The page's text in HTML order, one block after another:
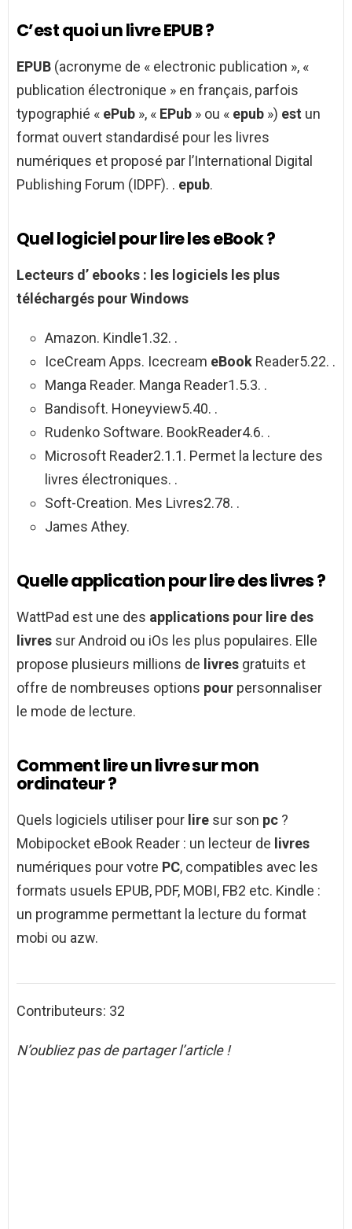
C’est quoi un livre EPUB ?
EPUB (acronyme de « electronic publication », «
publication électronique » en français, parfois
typographié « ePub », « EPub » ou « epub ») est un
format ouvert standardisé pour les livres
numériques et proposé par l’International Digital
Publishing Forum (IDPF). . epub.
Quel logiciel pour lire les eBook ?
Lecteurs d’ ebooks : les logiciels les plus
téléchargés pourWindows
Amazon. Kindle1.32. .
IceCream Apps. Icecream eBook Reader5.22. .
Manga Reader. Manga Reader1.5.3. .
Bandisoft. Honeyview5.40. .
Rudenko Software. BookReader4.6. .
Microsoft Reader2.1.1. Permet la lecture des
livres électroniques. .
Soft-Creation. Mes Livres2.78. .
James Athey.
Quelle application pour lire des livres ?
WattPad est une des applications pour lire des
livres sur Android ou iOs les plus populaires. Elle
propose plusieurs millions de livres gratuits et
offre de nombreuses options pour personnaliser
le mode de lecture.
Comment lire un livre sur mon
ordinateur ?
Quels logiciels utiliser pour lire sur son pc ?
Mobipocket eBook Reader : un lecteur de livres
numériques pour votre PC, compatibles avec les
formats usuels EPUB, PDF, MOBI, FB2 etc. Kindle :
un programme permettant la lecture du format
mobi ou azw.
Contributeurs: 32
N’oubliez pas de partager l’article !